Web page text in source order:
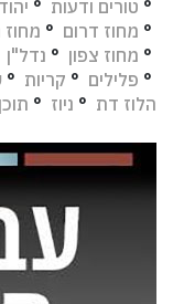
° טורים ודעות °
° מחוז דרום ° מחוז
° מחוז צפון ° נדל"ן
° פלילים ° קריות °
הלוז דת ° ניוז °